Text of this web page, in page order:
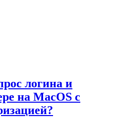
логина и
на MacOS с